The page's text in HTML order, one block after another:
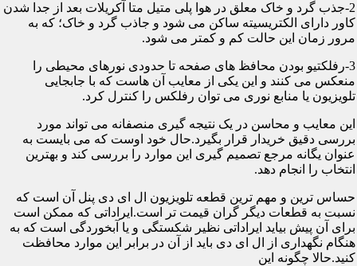
2-جذب گرد و خاک معلق در هوا پلی متیل متا آکریلات بعد از جدا شدن
کاور دارای الکتریسیته ساکن می شود و جاذب گرد و خاک؛ که به
مرور زمان این حالت کم و کمتر می شود.
3-رفلکتیو بودن محافظ های صفحه تا حدودی نورهای محیطی را
منعکس می کنند و این یکی از معایب آن هاست که با جابجایی
تلویزیون یا منابع نوری می توان رفلکس را کنترل کرد.
این معایب و محاسن در یک نتیجه گیری منصفانه می تواند مورد
بررسی دقیق خریدار قرار بگیرد.حال خود اوست که می بایست به
عنوان یگانه مرجع تصمیم گیری این موارد را بررسی کند و بهترین
انتخاب را انجام دهد.
حساس ترین و مهم ترین قطعه تلویزیون ال ای دی پنل آن است که
نسبت به قطعات دیگر گران قیمت تر است.ایراداتی که ممکن است
برای آن پیش بیاید ایراداتی نظیر شکستگی و یا آبخوردگی است که به
هنگام نگهداری از ال ای دی باید از آن در برابر این موارد محافظت
کنید.حالا چگونه این